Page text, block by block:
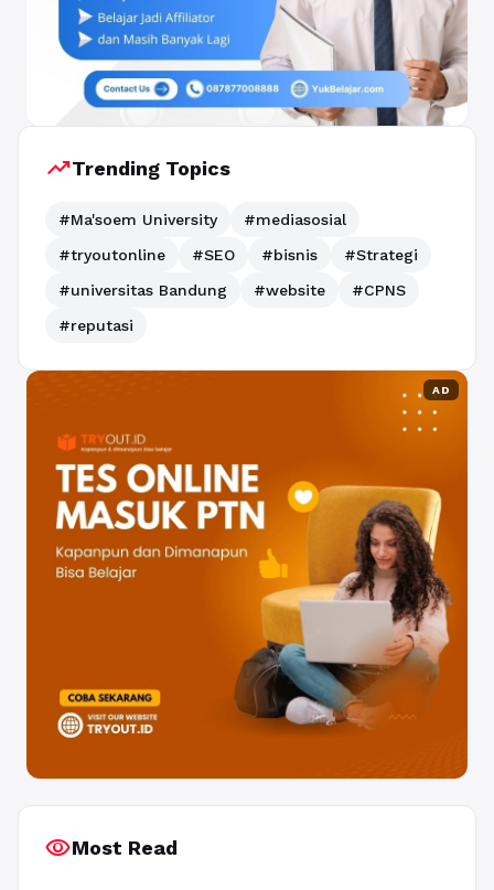
trending_upTrending Topics
#Ma'soem University
#mediasosial
#tryoutonline
#SEO #bisnis
#Strategi
#universitas Bandung
#website
#CPNS
#reputasi
AD
visibilityMost Read